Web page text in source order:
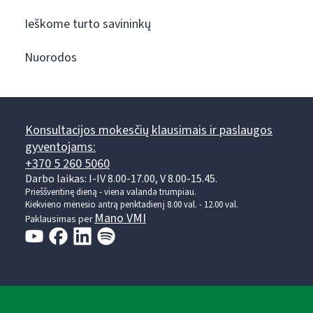
Ieškome turto savininkų
Nuorodos
Konsultacijos mokesčių klausimais ir paslaugos
gyventojams:
+370 5 260 5060
Darbo laikas: I-IV 8.00-17.00, V 8.00-15.45.
Prieššventinę dieną - viena valanda trumpiau.
Kiekvieno mėnesio antrą penktadienį 8.00 val. - 12.00 val.
Paklausimas perMano VMI